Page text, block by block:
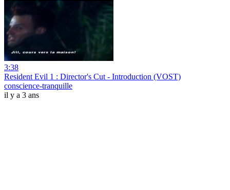
3:38
Resident Evil 1 : Director's Cut - Introduction (VOST)
conscience-tranquille
il y a 3 ans